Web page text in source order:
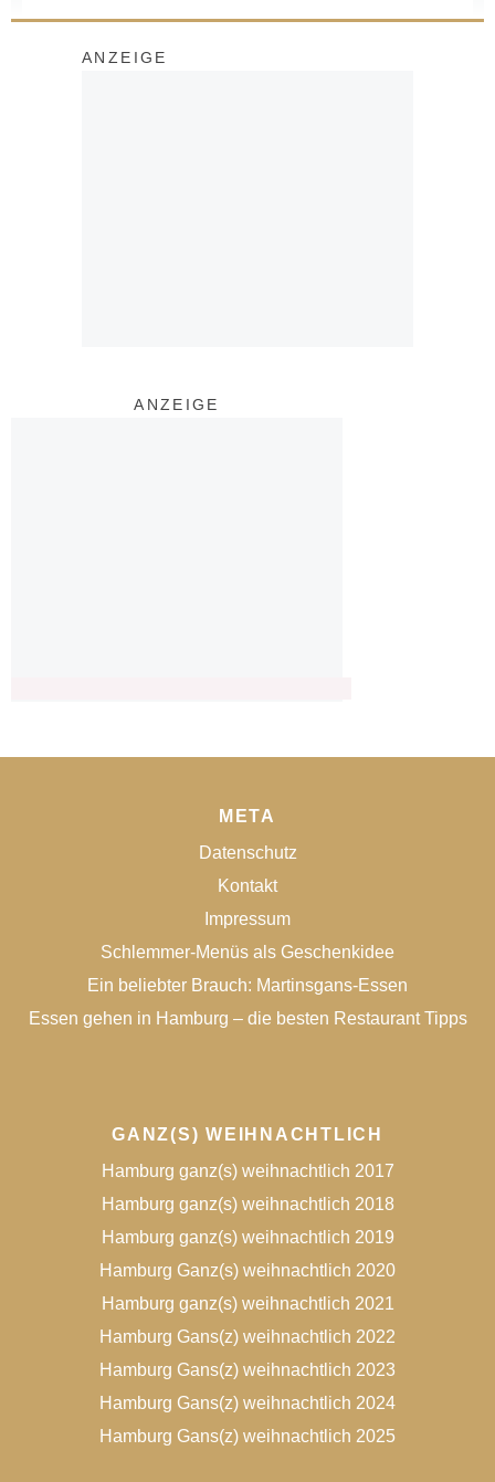
ANZEIGE
ANZEIGE
META
Datenschutz
Kontakt
Impressum
Schlemmer-Menüs als Geschenkidee
Ein beliebter Brauch: Martinsgans-Essen
Essen gehen in Hamburg – die besten Restaurant Tipps
GANZ(S) WEIHNACHTLICH
Hamburg ganz(s) weihnachtlich 2017
Hamburg ganz(s) weihnachtlich 2018
Hamburg ganz(s) weihnachtlich 2019
Hamburg Ganz(s) weihnachtlich 2020
Hamburg ganz(s) weihnachtlich 2021
Hamburg Gans(z) weihnachtlich 2022
Hamburg Gans(z) weihnachtlich 2023
Hamburg Gans(z) weihnachtlich 2024
Hamburg Gans(z) weihnachtlich 2025